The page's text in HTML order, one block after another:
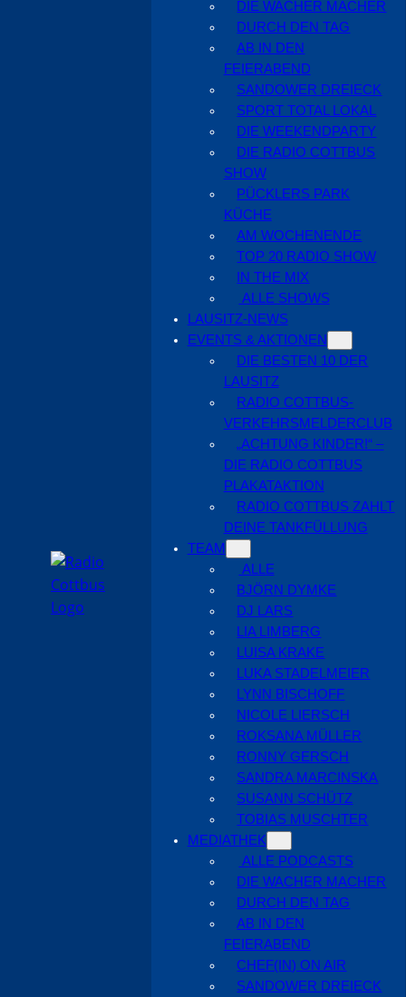
DIE WACHER MACHER
DURCH DEN TAG
AB IN DEN
FEIERABEND
SANDOWER DREIECK
SPORT TOTAL LOKAL
DIE WEEKENDPARTY
DIE RADIO COTTBUS
SHOW
PÜCKLERS PARK
KÜCHE
AM WOCHENENDE
TOP 20 RADIO SHOW
IN THE MIX
ALLE SHOWS
LAUSITZ-NEWS
EVENTS & AKTIONEN
DIE BESTEN 10 DER
LAUSITZ
RADIO COTTBUS-
VERKEHRSMELDERCLUB
„ACHTUNG KINDER!“ –
DIE RADIO COTTBUS
PLAKATAKTION
RADIO COTTBUS ZAHLT
DEINE TANKFÜLLUNG
TEAM
ALLE
BJÖRN DYMKE
DJ LARS
LIA LIMBERG
LUISA KRAKE
LUKA STADELMEIER
LYNN BISCHOFF
NICOLE LIERSCH
ROKSANA MÜLLER
RONNY GERSCH
SANDRA MARCINSKA
SUSANN SCHÜTZ
TOBIAS MUSCHTER
MEDIATHEK
ALLE PODCASTS
DIE WACHER MACHER
DURCH DEN TAG
AB IN DEN
FEIERABEND
CHEF(IN) ON AIR
SANDOWER DREIECK